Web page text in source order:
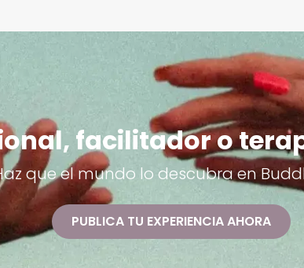
facilitador o
que el mundo lo descubra en
PUBLICA TU EXPERIENCIA AHORA